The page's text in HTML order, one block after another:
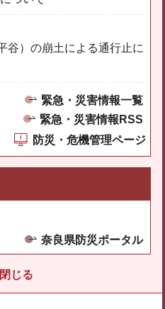
谷）の崩土による通行止に
緊急・災害情報一覧
緊急・災害情報RSS
防災・危機管理ページ
奈良県防災ポータル
閉じる